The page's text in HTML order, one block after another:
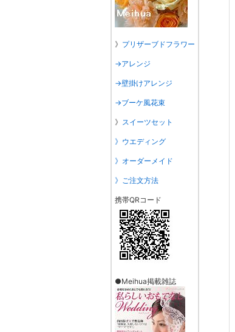
》 プリザーブドフラワー
→アレンジ
→壁掛けアレンジ
→ブーケ風花束
》 スイーツセット
》ウエディング
》オーダーメイド
》ご注文方法
携帯QRコード
●Meihua掲載雑誌